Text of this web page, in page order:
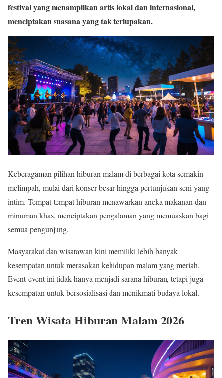
festival yang menampilkan artis lokal dan internasional,
menciptakan suasana yang tak terlupakan.
Keberagaman pilihan hiburan malam di berbagai kota semakin
melimpah, mulai dari konser besar hingga pertunjukan seni yang
intim. Tempat-tempat hiburan menawarkan aneka makanan dan
minuman khas, menciptakan pengalaman yang memuaskan bagi
semua pengunjung.
Masyarakat dan wisatawan kini memiliki lebih banyak
kesempatan untuk merasakan kehidupan malam yang meriah.
Event-event ini tidak hanya menjadi sarana hiburan, tetapi juga
kesempatan untuk bersosialisasi dan menikmati budaya lokal.
Tren Wisata Hiburan Malam 2026